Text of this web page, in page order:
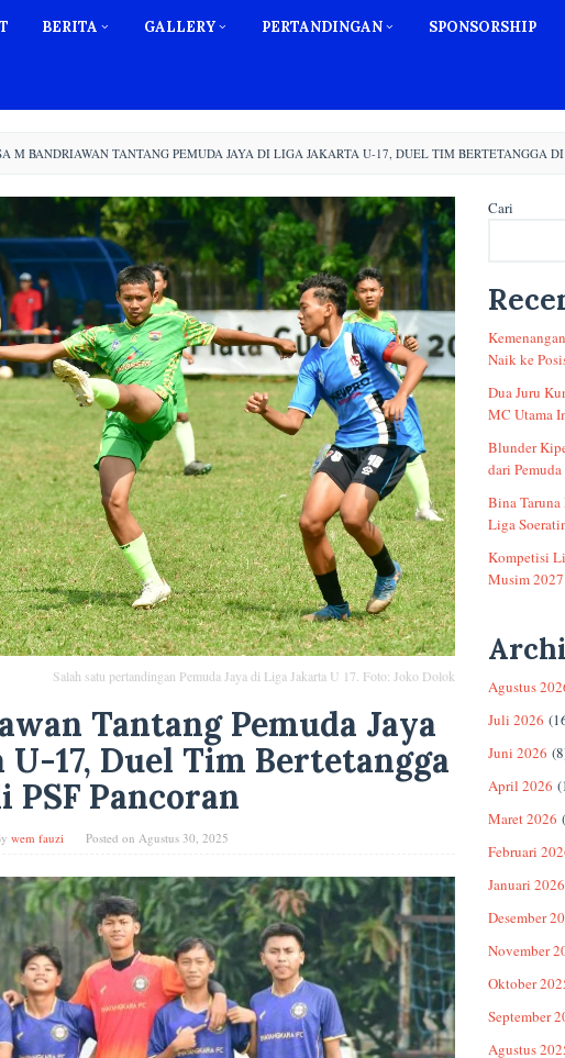
BERITA GALLERY PERTANDINGAN SPONSORSHIP
M BANDRIAWAN TANTANG PEMUDA JAYA DI LIGA JAKARTA U-17, DUEL TIM BERTETANGGA DI
Salah satu pertandingan Pemuda Jaya di Liga Jakarta U 17. Foto: Joko Dolok
Tantang Pemuda Jaya
17, Duel Tim Bertetangga
PSF Pancoran
wem fauzi Posted on Agustus 30, 2025
Cari
Naik ke
Dua Juru
MC Utama
Blunder
dari
Bina Taruna
Liga
Kompetisi
Musim
Agustus
Juli 2026
Juni 2026
April 2026
Maret 2026
Februari
Januari 2026
Desember
November
Oktober
September
Agustus